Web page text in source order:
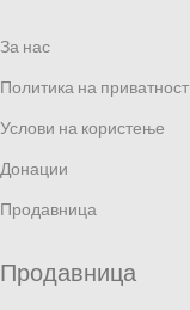
За нас
Политика на приватност
Услови на користење
Донации
Продавница
Продавница